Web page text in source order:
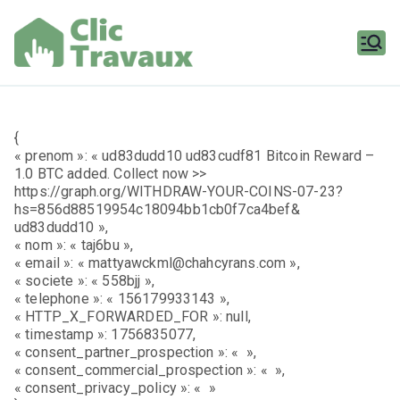
contenu
{
« prenom »: « ud83dudd10 ud83cudf81 Bitcoin Reward –
1.0 BTC added. Collect now >>
https://graph.org/WITHDRAW-YOUR-COINS-07-23?
hs=856d88519954c18094bb1cb0f7ca4bef&
ud83dudd10 »,
« nom »: « taj6bu »,
« email »: « mattyawckml@chahcyrans.com »,
« societe »: « 558bjj »,
« telephone »: « 156179933143 »,
« HTTP_X_FORWARDED_FOR »: null,
« timestamp »: 1756835077,
« consent_partner_prospection »: « »,
« consent_commercial_prospection »: « »,
« consent_privacy_policy »: « »